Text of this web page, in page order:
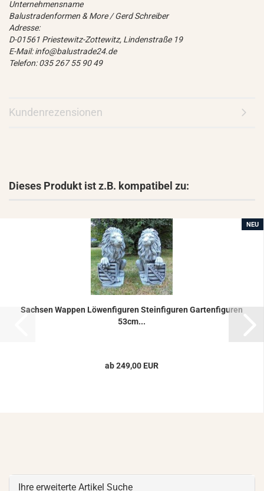
Unternehmensname
Balustradenformen & More / Gerd Schreiber
Adresse:
D-01561 Priestewitz-Zottewitz, Lindenstraße 19
E-Mail: info@balustrade24.de
Telefon: 035 267 55 90 49
Kundenrezensionen
Dieses Produkt ist z.B. kompatibel zu:
NEU
Sach­sen Wap­pen Lö­wen­fi­gu­ren Stein­fi­gu­ren Gar­ten­fi­gu­ren
53cm...
ab 249,00 EUR
Ihre erweiterte Artikel Suche